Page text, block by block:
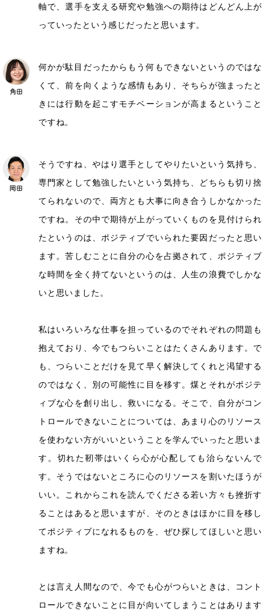
軸で、選手を支える研究や勉強への期待はどんどん上が
っていったという感じだったと思います。
何かが駄目だったからもう何もできないというのではな
くて、前を向くような感情もあり、そちらが強まったと
きには行動を起こすモチベーションが高まるということ
ですね。
そうですね、やはり選手としてやりたいという気持ち、
専門家として勉強したいという気持ち、どちらも切り捨
てられないので、両方とも大事に向き合うしかなかった
ですね。その中で期待が上がっていくものを見付けられ
たというのは、ポジティブでいられた要因だったと思い
ます。苦しむことに自分の心を占拠されて、ポジティブ
な時間を全く持てないというのは、人生の浪費でしかな
いと思いました。
私はいろいろな仕事を担っているのでそれぞれの問題も
抱えており、今でもつらいことはたくさんあります。で
も、つらいことだけを見て早く解決してくれと渇望する
のではなく、別の可能性に目を移す。煤とそれがポジテ
ィブな心を創り出し、救いになる。そこで、自分がコン
トロールできないことについては、あまり心のリソース
を使わない方がいいということを学んでいったと思いま
す。切れた靭帯はいくら心が心配しても治らないんで
す。そうではないところに心のリソースを割いたほうが
いい。これからこれを読んでくださる若い方々も挫折す
ることはあると思いますが、そのときはほかに目を移し
てポジティブになれるものを、ぜひ探してほしいと思い
ますね。
とは言え人間なので、今でも心がつらいときは、コント
ロールできないことに目が向いてしまうことはあります